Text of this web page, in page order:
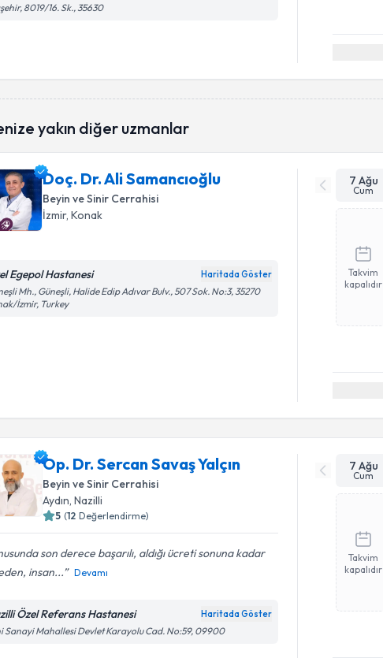
8019/16. Sk., 35630
yakın diğer uzmanlar
Doç. Dr. Ali Samancıoğlu
Beyin ve Sinir Cerrahisi
İzmir, Konak
Egepol Hastanesi Haritada Göster
Mh., Güneşli, Halide Edip Adıvar Bulv., 507 Sok. No:3, 35270
İzmir, Turkey
7 Ağu
Cum
Takvim
kapalıdır
Op. Dr. Sercan Savaş Yalçın
Beyin ve Sinir Cerrahisi
Aydın , Nazilli
5 (12 Değerlendirme)
son derece başarılı, aldığı ücreti sonuna kadar
insan...
Devamı
Özel Referans Hastanesi Haritada Göster
Sanayi Mahallesi Devlet Karayolu Cad. No:59, 09900
7 Ağu
Cum
Takvim
kapalıdır